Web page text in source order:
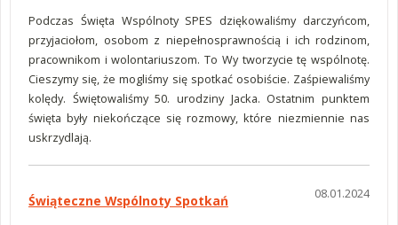
Podczas Święta Wspólnoty SPES dziękowaliśmy darczyńcom,
przyjaciołom, osobom z niepełnosprawnością i ich rodzinom,
pracownikom i wolontariuszom. To Wy tworzycie tę wspólnotę.
Cieszymy się, że mogliśmy się spotkać osobiście. Zaśpiewaliśmy
kolędy. Świętowaliśmy 50. urodziny Jacka. Ostatnim punktem
święta były niekończące się rozmowy, które niezmiennie nas
uskrzydlają.
08.01.2024
Świąteczne Wspólnoty Spotkań